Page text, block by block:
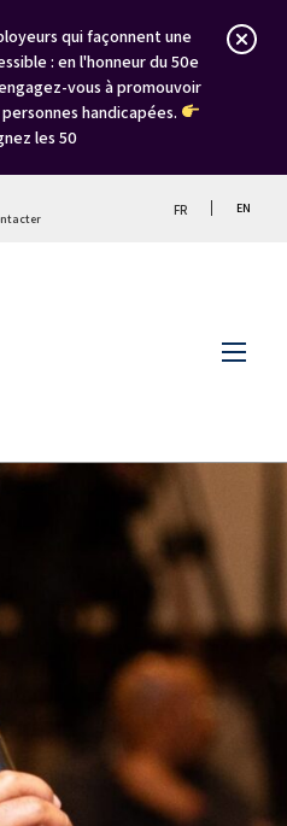
qui façonnent une
: en l'honneur du 50e
vous à promouvoir
handicapées.
les 50
FR EN
Menu